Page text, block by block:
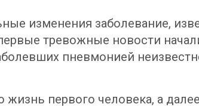
изменения заболевание,
тревожные новости
пневмонией
жизнь первого человека, а